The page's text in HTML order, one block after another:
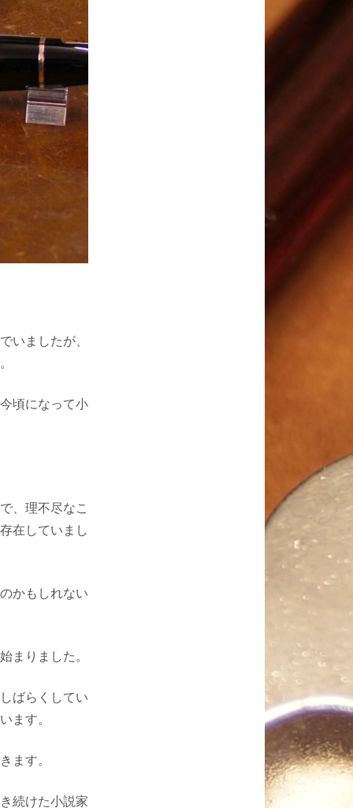
いましたが、
頃になって小
、理不尽なこ
在していまし
かもしれない
まりました。
ばらくしてい
ます。
ます。
続けた小説家